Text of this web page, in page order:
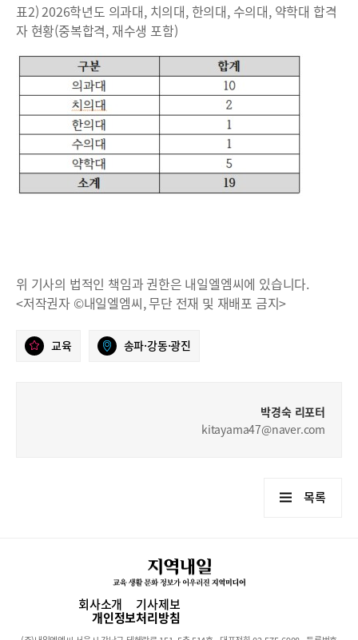
표2) 2026학년도 의과대, 치의대, 한의대, 수의대, 약학대 합격
자 현황(중복합격, 재수생 포함)
위 기사의 법적인 책임과 권한은 내일엘엠씨에 있습니다.
<저작권자 ©내일엘엠씨, 무단 전재 및 재배포 금지>
교육 송파·강동·광진
박경숙 리포터
kitayama47@naver.com
목록
회사소개 기사제보
개인정보처리방침